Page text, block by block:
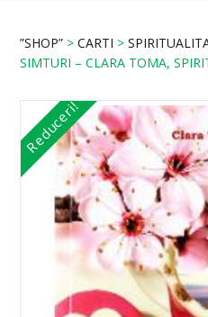
”SHOP” >CARTI >
SIMTURI – CLARA TOMA,
Reduceri!